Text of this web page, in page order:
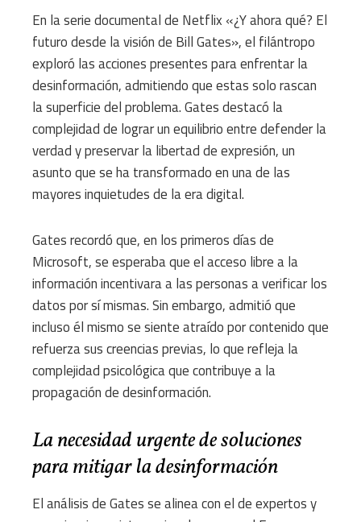
En la serie documental de Netflix «¿Y ahora qué? El
futuro desde la visión de Bill Gates», el filántropo
exploró las acciones presentes para enfrentar la
desinformación, admitiendo que estas solo rascan
la superficie del problema. Gates destacó la
complejidad de lograr un equilibrio entre defender la
verdad y preservar la libertad de expresión, un
asunto que se ha transformado en una de las
mayores inquietudes de la era digital.
Gates recordó que, en los primeros días de
Microsoft, se esperaba que el acceso libre a la
información incentivara a las personas a verificar los
datos por sí mismas. Sin embargo, admitió que
incluso él mismo se siente atraído por contenido que
refuerza sus creencias previas, lo que refleja la
complejidad psicológica que contribuye a la
propagación de desinformación.
La necesidad urgente de soluciones
para mitigar la desinformación
El análisis de Gates se alinea con el de expertos y